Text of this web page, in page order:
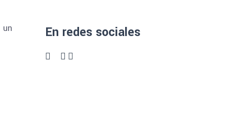
En redes sociales